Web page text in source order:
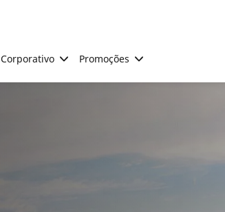
Corporativo Promoções